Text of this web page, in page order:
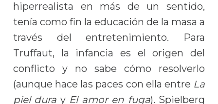
hiperrealista en más de un sentido,
tenía como fin la educación de la masa a
través del entretenimiento. Para
Truffaut, la infancia es el origen del
conflicto y no sabe cómo resolverlo
(aunque hace las paces con ella entre La
piel dura yEl amor en fuga). Spielberg